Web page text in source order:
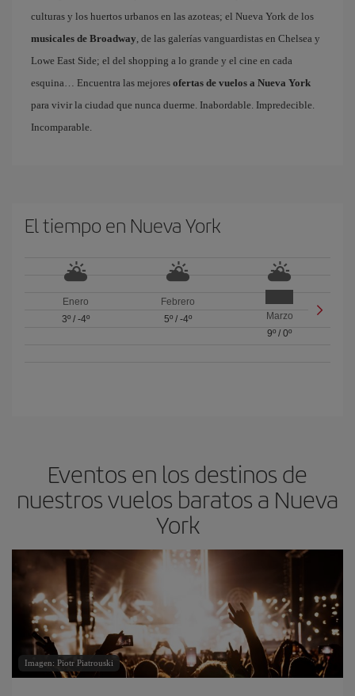
culturas y los huertos urbanos en las azoteas; el Nueva York de los
musicales de Broadway, de las galerías vanguardistas en Chelsea y
Lowe East Side; el del shopping a lo grande y el cine en cada
esquina… Encuentra las mejores ofertas de vuelos a Nueva York
para vivir la ciudad que nunca duerme. Inabordable. Impredecible.
Incomparable.
El tiempo en Nueva York
Enero
3º/ -4º
Febrero
5º/ -4º
Marzo
9º /0º
Eventos en los destinos de
nuestros vuelos baratos a Nueva
York
Imagen: Piotr Piatrouski